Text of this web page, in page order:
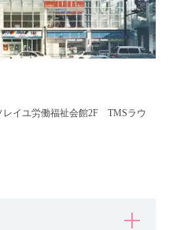
ーlaunch
情報を配信中！
レイユ労働福祉会館2F TMSラウ